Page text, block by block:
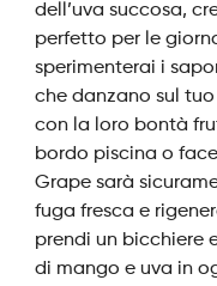
dell’uva succosa,
perfetto per le
sperimenterai i
che danzano sul
con la loro bontà
bordo piscina o
Grape sarà
fuga fresca e
prendi un bicchiere
di mango e uva in